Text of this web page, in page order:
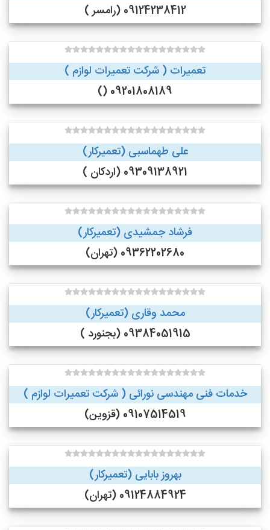
09124238412 (رامسر )
تعمیرات ( شرکت تعمیرات لوازم )
09201808189 ()
علی طهماسبی (تعمیرکار)
09309138921 (اردکان )
فرشاد جمشیدی (تعمیرکار)
09362202680 (تهران)
محمد وقاری (تعمیرکار)
09384051915 (بجنورد )
خدمات فنی مهندسی نورائی ( شرکت تعمیرات لوازم )
09107514519 (قزوین)
بهروز بابایی (تعمیرکار)
09124884924 (تهران)